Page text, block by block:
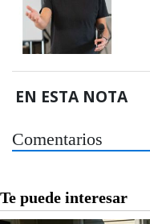
EN ESTA NOTA
Comentarios